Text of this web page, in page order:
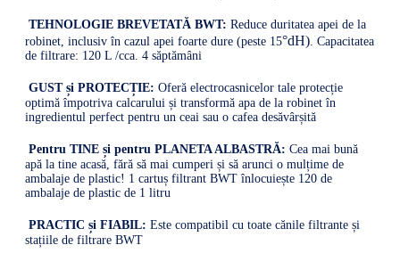
TEHNOLOGIE BREVETATĂ BWT: Reduce duritatea apei de la
robinet, inclusiv în cazul apei foarte dure (peste 15°dH) . Capacitatea
de filtrare: 120 L /cca. 4 săptămâni
GUST și PROTECȚIE: Oferă electrocasnicelor tale protecție
optimă împotriva calcarului și transformă apa de la robinet în
ingredientul perfect pentru un ceai sau o cafea desăvârșită
Pentru TINE și pentru PLANETA ALBASTRĂ: Cea mai bună
apă la tine acasă, fără să mai cumperi și să arunci o mulțime de
ambalaje de plastic! 1 cartuș filtrant BWT înlocuiește 120 de
ambalaje de plastic de 1 litru
PRACTIC și FIABIL: Este compatibil cu toate cănile filtrante și
stațiile de filtrare BWT